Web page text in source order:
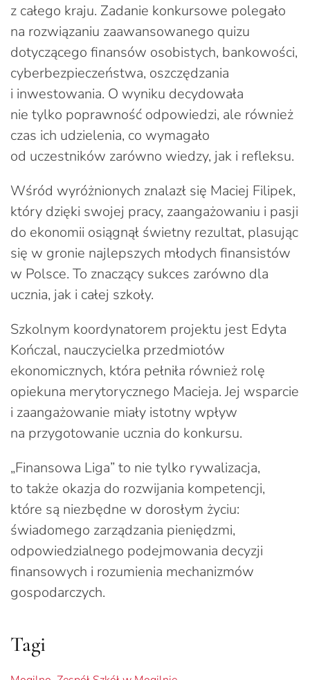
z całego kraju. Zadanie konkursowe polegało
na rozwiązaniu zaawansowanego quizu
dotyczącego finansów osobistych, bankowości,
cyberbezpieczeństwa, oszczędzania
i inwestowania. O wyniku decydowała
nie tylko poprawność odpowiedzi, ale również
czas ich udzielenia, co wymagało
od uczestników zarówno wiedzy, jak i refleksu.
Wśród wyróżnionych znalazł się Maciej Filipek,
który dzięki swojej pracy, zaangażowaniu i pasji
do ekonomii osiągnął świetny rezultat, plasując
się w gronie najlepszych młodych finansistów
w Polsce. To znaczący sukces zarówno dla
ucznia, jak i całej szkoły.
Szkolnym koordynatorem projektu jest Edyta
Kończal, nauczycielka przedmiotów
ekonomicznych, która pełniła również rolę
opiekuna merytorycznego Macieja. Jej wsparcie
i zaangażowanie miały istotny wpływ
na przygotowanie ucznia do konkursu.
„Finansowa Liga” to nie tylko rywalizacja,
to także okazja do rozwijania kompetencji,
które są niezbędne w dorosłym życiu:
świadomego zarządzania pieniędzmi,
odpowiedzialnego podejmowania decyzji
finansowych i rozumienia mechanizmów
gospodarczych.
Tagi